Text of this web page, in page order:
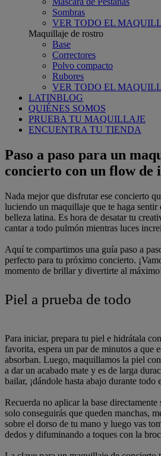
Sombras
VER TODO EL
Maquillaje de rostro
Base
Correctores
Polvo compacto
Rubores
VER TODO EL
LATINBLOG
QUIÉNES SOMOS
PRUEBA TU MAQUILLAJE
ENCUENTRA TU TIENDA
Paso a paso para un
concierto con un flow de
Nada mejor que disfrutar ese concierto
luciendo un maquillaje que te haga sentir
belleza latina. Es hora de desatar tu
cantar a todo pulmón mientras luces
Aquí te compartimos una guía paso a
perfecto para tu próximo concierto.
momento de brillar y divertirte al
Piel a prueba de todo
Para iniciar, prepara tu piel e hidrátala
favorita, espera un par de minutos a que
absorban. Luego, maquillamos la piel
a dar un acabado mate y es de larga
bailar, ¡dándole hasta abajo durante todo
Recuerda no aplicar la base
solo conseguirás que queden manchas,
sobre el dorso de tu mano y luego vas
dedos y difuminando a toques con la